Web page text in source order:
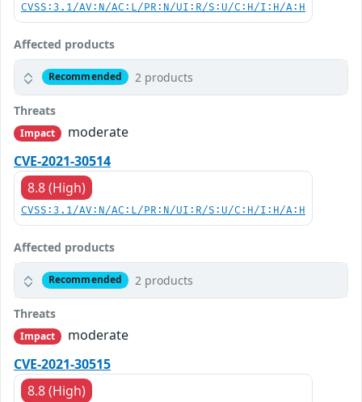
CVSS:3.1/AV:N/AC:L/PR:N/UI:R/S:U/C:H/I:H/A:H
Affected products
Recommended 2 products
Threats
Impact
moderate
CVE-2021-30514
8.8 (High)
CVSS:3.1/AV:N/AC:L/PR:N/UI:R/S:U/C:H/I:H/A:H
Affected products
Recommended 2 products
Threats
Impact
moderate
CVE-2021-30515
8.8 (High)